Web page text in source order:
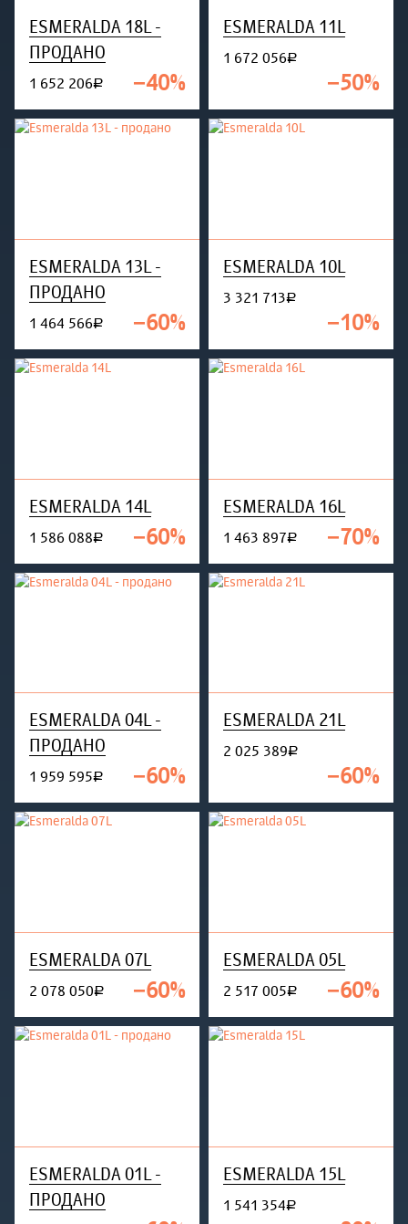
−40%
ESMERALDA 18L -
ПРОДАНО
1 652 206руб. −50%
ESMERALDA 11L
1 672 056руб.
−60%
ESMERALDA 13L -
ПРОДАНО
1 464 566руб. −10%
ESMERALDA 10L
3 321 713руб.
−60%
ESMERALDA 14L
1 586 088руб. −70%
ESMERALDA 16L
1 463 897руб.
−60%
ESMERALDA 04L -
ПРОДАНО
1 959 595руб. −60%
ESMERALDA 21L
2 025 389руб.
−60%
ESMERALDA 07L
2 078 050руб. −60%
ESMERALDA 05L
2 517 005руб.
ESMERALDA 01L -
ПРОДАНО
ESMERALDA 15L
1 541 354руб.